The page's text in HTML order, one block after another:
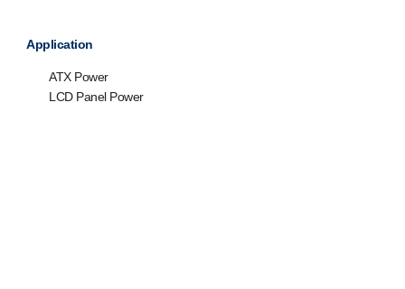
Application
ATX Power
LCD Panel Power